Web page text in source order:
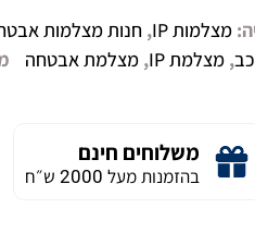
מצלמות IP , חנות מצלמות
, מצלמת IP , מצלמת אבטחה
משלוחים חינם
בהזמנות מעל 2000 ש״ח